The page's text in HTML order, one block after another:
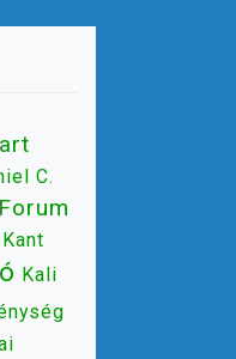
C.
Forum
Kali